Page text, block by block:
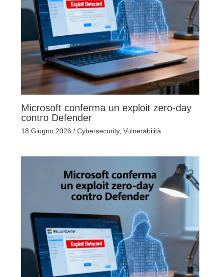
Microsoft conferma un exploit zero-day
contro Defender
18 Giugno 2026 / Cybersecurity, Vulnerabilità